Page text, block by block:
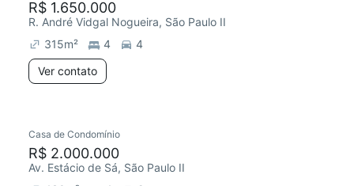
R$ 1.650.000
R. André Vidgal Nogueira, São Paulo II
315m² 4
4
Ver contato
Casa de Condomínio
R$ 2.000.000
Av. Estácio de Sá, São Paulo II